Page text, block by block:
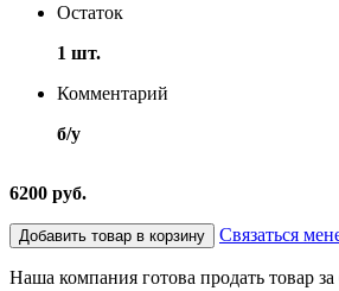
Остаток
1 шт.
Комментарий
б/у
6200 руб.
Добавить товар в корзину Связаться
Наша компания готова продать товар за